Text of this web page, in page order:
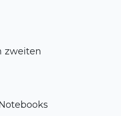
zweiten